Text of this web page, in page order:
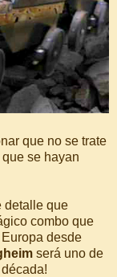
que no se trate
se hayan
detalle que
combo que
desde
será uno de